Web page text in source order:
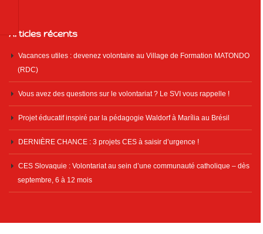
Articles récents
Vacances utiles : devenez volontaire au Village de Formation MATONDO
(RDC)
Vous avez des questions sur le volontariat ? Le SVI vous rappelle !
Projet éducatif inspiré par la pédagogie Waldorf à Marília au Brésil
DERNIÈRE CHANCE : 3 projets CES à saisir d’urgence !
CES Slovaquie : Volontariat au sein d’une communauté catholique – dès
septembre, 6 à 12 mois